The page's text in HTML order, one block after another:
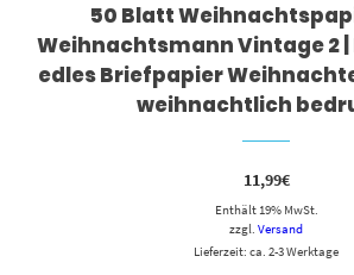
50 Blatt
Weihnachtsmann Vintage 2 |
edles Briefpapier
weihnachtlich
11,99€
Enthält 19% MwSt.
zzgl. Versand
Lieferzeit: ca. 2-3 Werktage